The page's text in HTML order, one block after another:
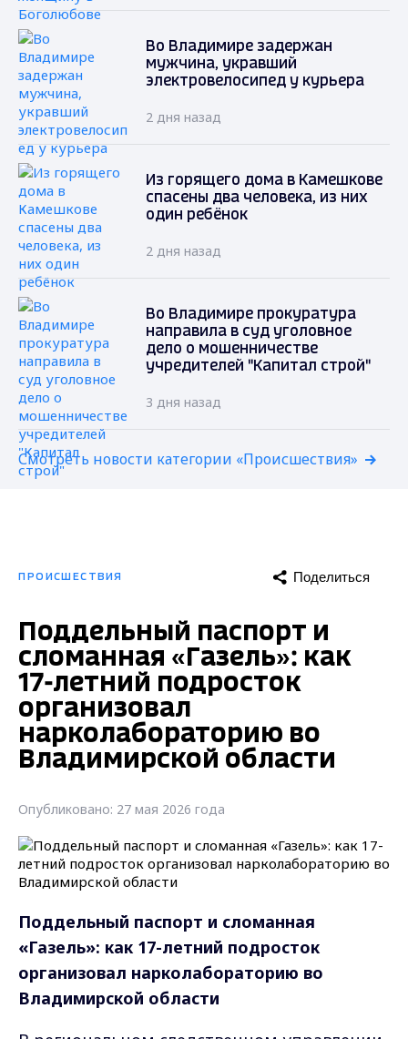
Во Владимире задержан
мужчина, укравший
электровелосипед у курьера
2 дня назад
Из горящего дома в Камешкове
спасены два человека, из них
один ребёнок
2 дня назад
Во Владимире прокуратура
направила в суд уголовное
дело о мошенничестве
учредителей "Капитал строй"
3 дня назад
Смотреть новости категории «Происшествия»
ПРОИСШЕСТВИЯ Поделиться
Поддельный паспорт и
сломанная «Газель»: как
17-летний подросток
организовал
нарколабораторию во
Владимирской области
Опубликовано: 27 мая 2026 года
Поддельный паспорт и сломанная
«Газель»: как 17-летний подросток
организовал нарколабораторию во
Владимирской области